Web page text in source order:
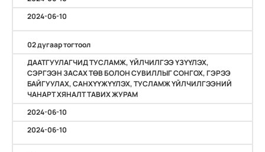
2024-06-10
02 дугаар тогтоол
ДААТГУУЛАГЧИД ТУСЛАМЖ, ҮЙЛЧИЛГЭЭ ҮЗҮҮЛЭХ,
СЭРГЭЭН ЗАСАХ ТӨВ БОЛОН СУВИЛЛЫГ СОНГОХ, ГЭРЭЭ
БАЙГУУЛАХ, САНХҮҮЖҮҮЛЭХ, ТУСЛАМЖ ҮЙЛЧИЛГЭЭНИЙ
ЧАНАРТ ХЯНАЛТ ТАВИХ ЖУРАМ
2024-06-10
2024-06-10